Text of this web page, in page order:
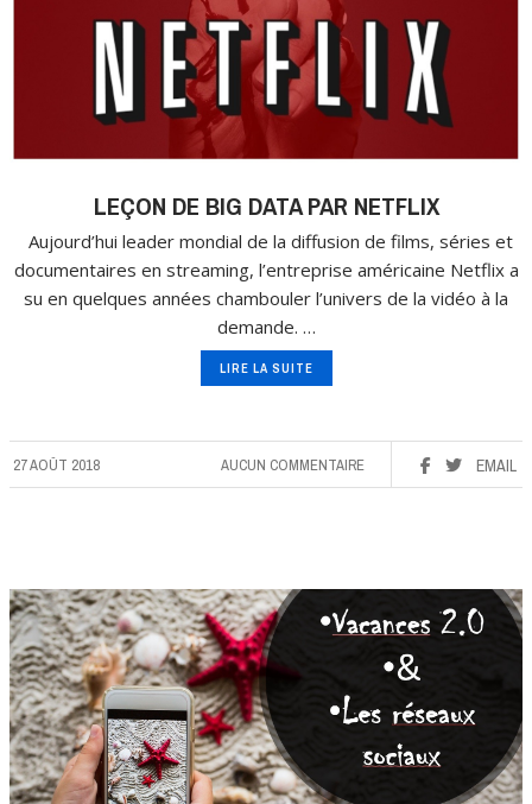
LEÇON DE BIG DATA PAR NETFLIX
Aujourd’hui leader mondial de la diffusion de films, séries et
documentaires en streaming, l’entreprise américaine Netflix a
su en quelques années chambouler l’univers de la vidéo à la
demande. …
LIRE LA SUITE
27 AOÛT 2018 EMAIL
AUCUN COMMENTAIRE